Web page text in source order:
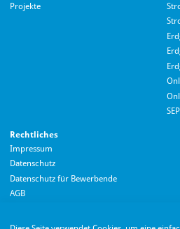
Projekte
Rechtliches
Impressum
Datenschutz
Datenschutz für Bewerbende
AGB